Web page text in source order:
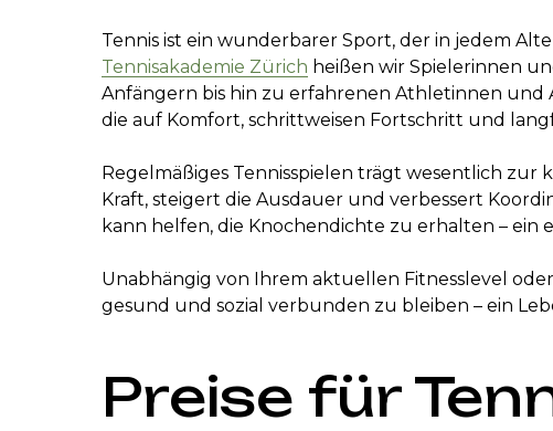
Tennis ist ein wunderbarer Sport, der in jedem
Tennisakademie Zürich heißen wir Spielerinnen
Anfängern bis hin zu erfahrenen Athletinnen und
die auf Komfort, schrittweisen Fortschritt und
Regelmäßiges Tennisspielen trägt wesentlich zur
Kraft, steigert die Ausdauer und verbessert
kann helfen, die Knochendichte zu erhalten –
Unabhängig von Ihrem aktuellen Fitnesslevel
gesund und sozial verbunden zu bleiben – ein
Preise für